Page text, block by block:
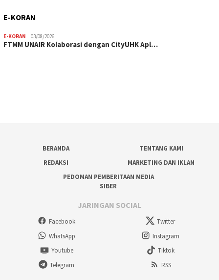
E-KORAN
E-KORAN 03/08/2026
FTMM UNAIR Kolaborasi dengan CityUHK Apl…
BERANDA
TENTANG KAMI
REDAKSI
MARKETING DAN IKLAN
PEDOMAN PEMBERITAAN MEDIA
SIBER
JARINGAN SOCIAL
Facebook
Twitter
WhatsApp
Instagram
Youtube
Tiktok
Telegram
RSS